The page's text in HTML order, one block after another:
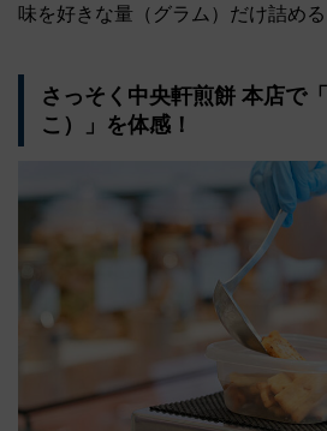
味を好きな量（グラム）だけ詰める
さっそく中央軒煎餅 本店で
こ）」を体感！